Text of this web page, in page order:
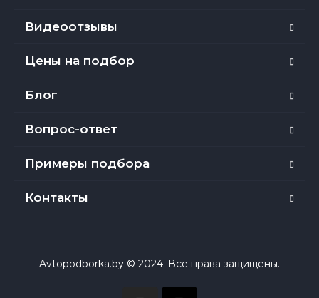
Видеоотзывы
Цены на подбор
Блог
Вопрос-ответ
Примеры подбора
Контакты
Avtopodborka.by © 2024. Все права защищены.